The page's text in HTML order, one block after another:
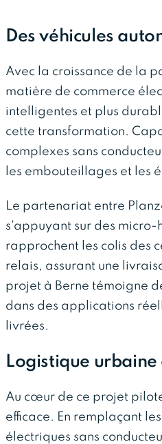
Des véhicules
Avec la croissance de la
matière de commerce
intelligentes et plus
cette transformation.
complexes sans
les embouteillages et les
Le partenariat entre
s'appuyant sur des micro-
rapprochent les colis des
relais, assurant une
projet à Berne témoigne
dans des applications
livrées.
Logistique
Au cœur de ce projet
efficace. En remplaçant
électriques sans